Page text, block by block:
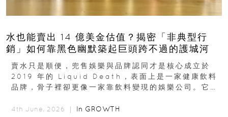
水也能賣出 14 億美金估值？揭密「非典型行
銷」如何靠黑色幽默築起巨頭跨不過的護城河
賣水只是順便，兜售娛樂與品牌認同才是核心成立於
2019 年的 Liquid Death，表面上是一家健康飲料
品牌，骨子裡卻更像一家靠飲料變現的娛樂公司。它最
4th June, 2026 ｜ In GROWTH